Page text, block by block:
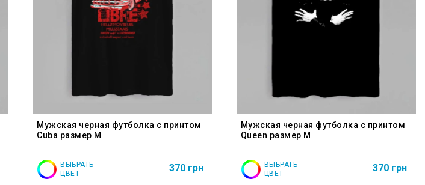
Мужская черная футболка с принтом
Cuba размер M
ВЫБРАТЬ
ЦВЕТ
370 грн
Мужская черная футболка с принтом
Queen размер M
ВЫБРАТЬ
ЦВЕТ
370 грн